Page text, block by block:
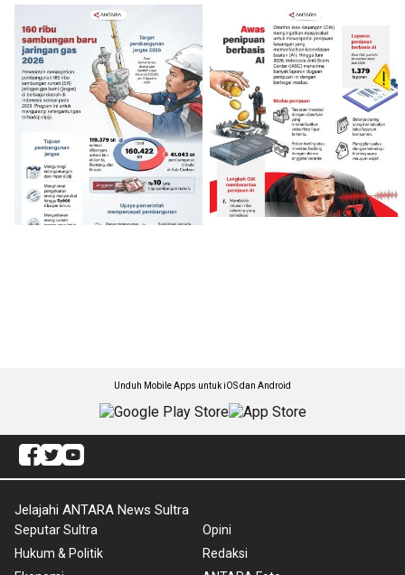
Unduh Mobile Apps untuk iOS dan Android
Jelajahi ANTARA News Sultra
Seputar Sultra
Hukum & Politik
Opini
Redaksi